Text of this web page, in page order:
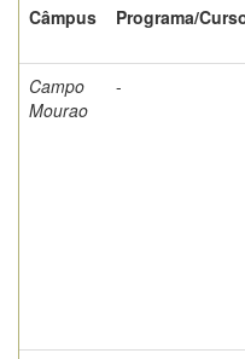
Câmpus
Programa/
Campo
Mourao
-